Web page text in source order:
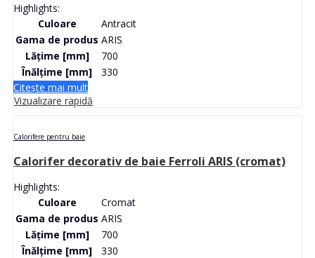
Highlights:
Culoare
Antracit
Gama de produs ARIS
Lățime [mm]
700
Înălțime [mm]
330
Citește mai mult
Vizualizare rapidă
Calorifere pentru baie
Calorifer decorativ de baie Ferroli ARIS (cromat)
Highlights:
Culoare
Cromat
Gama de produs ARIS
Lățime [mm]
700
Înălțime [mm]
330